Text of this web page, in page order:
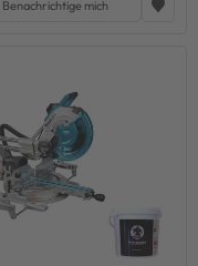
Benachrichtige mich